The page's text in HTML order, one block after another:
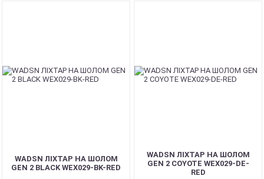
WADSN ЛІХТАР НА ШОЛОМ
GEN 2 BLACK WEX029-BK-RED
WADSN ЛІХТАР НА ШОЛОМ
GEN 2 COYOTE WEX029-DE-
RED